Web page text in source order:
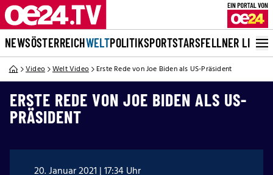
NEWSÖSTERREICHWELTPOLITIKSPORTSTARSFELLNER LIVE
Video Welt Video Erste Rede von Joe Biden als US-Präsident
ERSTE REDE VON JOE BIDEN ALS US-
PRÄSIDENT
20. Januar 2021 | 17:34 Uhr